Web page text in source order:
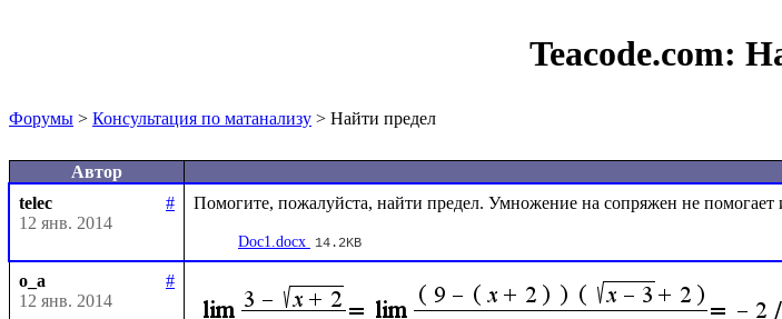
Teacode.com:
Форумы > Консультация по матанализу > Найти предел
Автор
telec
#
12 янв. 2014
Doc1.docx 14.2KB
o_a
#
12 янв. 2014